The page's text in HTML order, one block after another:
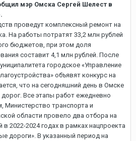
мэр Омска Сергей Шелест в
проведут комплексный ремонт на
На работы потратят 33,2 млн рублей
бюджетов, при этом доля
составит 4,1 млн рублей. После
городское «Управление
объявят конкурс на
что на сегодняшний день в Омске
Все этапы работ ежедневно
Министерство транспорта и
области провело два отбора на
в 2022-2024 годах в рамках нацпроекта
дороги». В указанный период на